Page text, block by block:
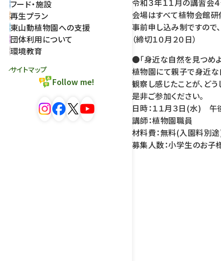
フード・施設
再生プラン
東山動植物園への支援
団体利用について
環境教育
サイトマップ
Follow me!
令和３年１１月の講習会
会場はすべて植物会館研
事前申し込み制ですので
（締切１０月２０日）
●「身近な自然を見つめよ
植物園にて親子で身近な
観察し感じたことが、ど
是非ご参加ください。
日時：１１月３日(水)
講師：植物園職員
材料費：無料(入園料別
募集人数：小学生のお子